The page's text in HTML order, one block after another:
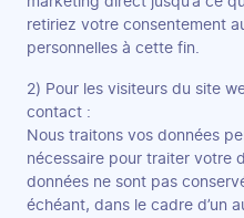
retiriez votre consentement
personnelles à cette fin.
2) Pour les visiteurs du site
contact :
Nous traitons vos données
nécessaire pour traiter votre
données ne sont pas
échéant, dans le cadre d’un